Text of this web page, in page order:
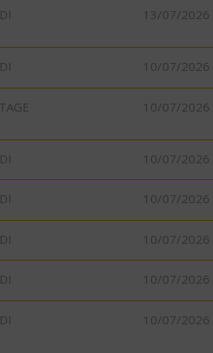
13/07/2026
10/07/2026
10/07/2026
10/07/2026
10/07/2026
10/07/2026
10/07/2026
10/07/2026